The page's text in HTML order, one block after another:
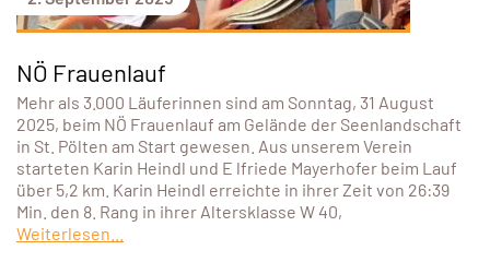
NÖ Frauenlauf
Mehr als 3.000 Läuferinnen sind am Sonntag, 31 August
2025, beim NÖ Frauenlauf am Gelände der Seenlandschaft
in St. Pölten am Start gewesen. Aus unserem Verein
starteten Karin Heindl und E lfriede Mayerhofer beim Lauf
über 5,2 km. Karin Heindl erreichte in ihrer Zeit von 26:39
Min. den 8. Rang in ihrer Altersklasse W 40,
Weiterlesen...